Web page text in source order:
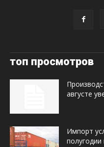
топ просмотров
августе
Импорт
полугодии